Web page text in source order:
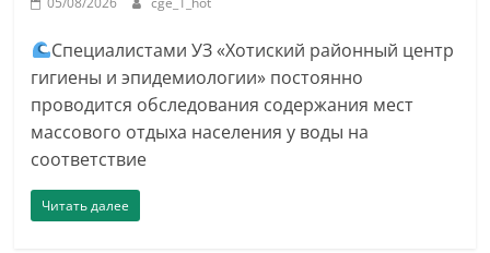
Специалистами УЗ «Хотиский районный центр
гигиены и эпидемиологии» постоянно
проводится обследования содержания мест
массового отдыха населения у воды на
соответствие
Читать далее